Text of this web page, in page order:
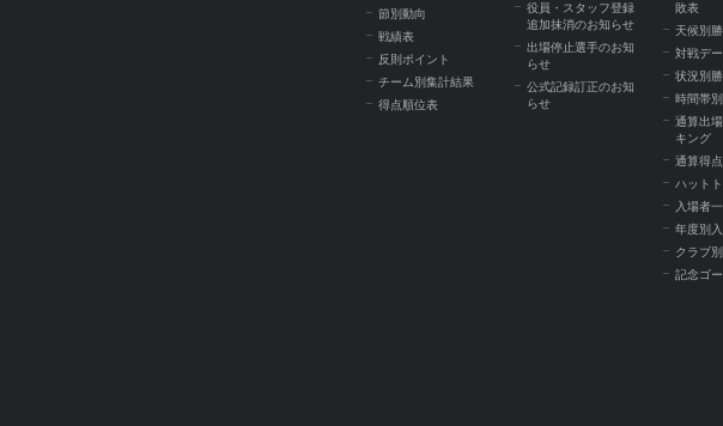
節別動向
戦績表
反則ポイント
チーム別集計結果
得点順位表
役員・スタッフ登録
追加抹消のお知らせ
出場停止選手のお知
らせ
公式記録訂正のお知
らせ
敗表
天候別
対戦デ
状況別
時間帯
通算出
キング
通算得
ハット
入場者
年度別
クラブ
記念ゴ